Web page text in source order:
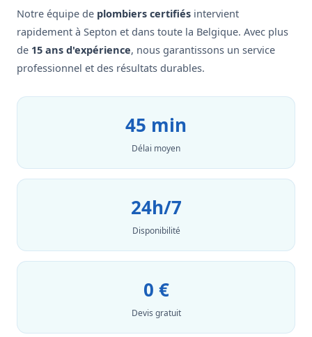
Notre équipe de plombiers certifiés intervient
rapidement à Septon et dans toute la Belgique. Avec plus
de 15 ans d'expérience, nous garantissons un service
professionnel et des résultats durables.
45 min
Délai moyen
24h/7
Disponibilité
0 €
Devis gratuit